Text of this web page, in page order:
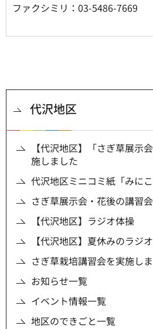
ファクシミリ：03-5486-7669
代沢地区
【代沢地区】「さぎ草展示
施しました
代沢地区ミニコミ紙「みに
さぎ草展示会・花後の講習会
【代沢地区】ラジオ体操
【代沢地区】夏休みのラジ
さぎ草栽培講習会を実施し
お知らせ一覧
イベント情報一覧
地区のできごと一覧